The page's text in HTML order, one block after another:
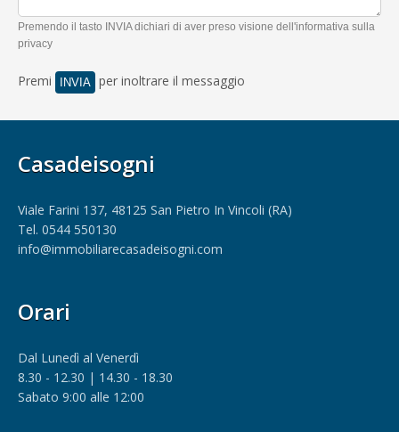
Premendo il tasto INVIA dichiari di aver preso visione dell'informativa sulla
privacy
Premi per inoltrare il messaggio
Casadeisogni
Viale Farini 137, 48125 San Pietro In Vincoli (RA)
Tel. 0544 550130
info@immobiliarecasadeisogni.com
Orari
Dal Lunedì al Venerdì
8.30 - 12.30 | 14.30 - 18.30
Sabato 9:00 alle 12:00